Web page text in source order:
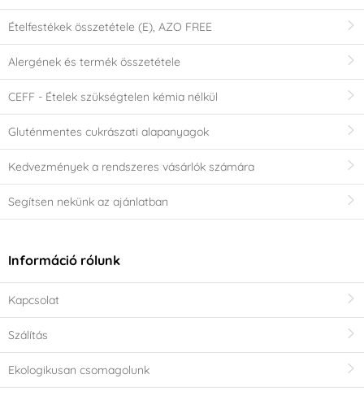
Ételfestékek összetétele (E), AZO FREE
Alergének és termék összetétele
CEFF - Ételek szükségtelen kémia nélkül
Gluténmentes cukrászati alapanyagok
Kedvezmények a rendszeres vásárlók számára
Segítsen nekünk az ajánlatban
Információ rólunk
Kapcsolat
Szálítás
Ekologikusan csomagolunk